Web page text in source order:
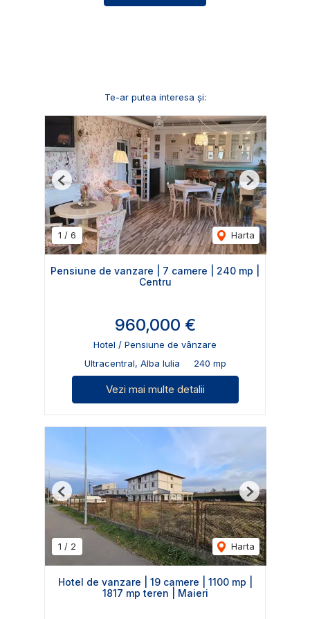
Te-ar putea interesa și:
1 / 6 Harta
Previous Next
Pensiune de vanzare | 7 camere | 240 mp |
Centru
960,000 €
Hotel / Pensiune de vânzare
Ultracentral, Alba Iulia
240 mp
Vezi mai multe detalii
1 / 2 Harta
Previous Next
Hotel de vanzare | 19 camere | 1100 mp |
1817 mp teren | Maieri